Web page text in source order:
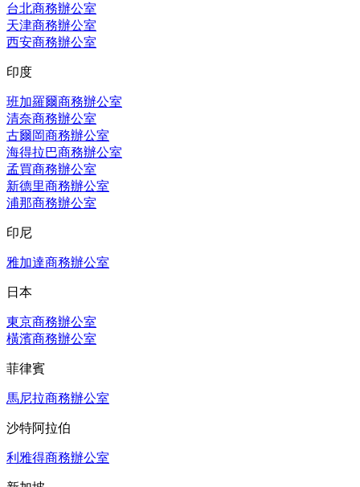
台北商務辦公室
天津商務辦公室
西安商務辦公室
印度
班加羅爾商務辦公室
清奈商務辦公室
古爾岡商務辦公室
海得拉巴商務辦公室
孟買商務辦公室
新德里商務辦公室
浦那商務辦公室
印尼
雅加達商務辦公室
日本
東京商務辦公室
橫濱商務辦公室
菲律賓
馬尼拉商務辦公室
沙特阿拉伯
利雅得商務辦公室